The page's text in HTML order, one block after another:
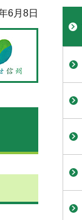
6月8日